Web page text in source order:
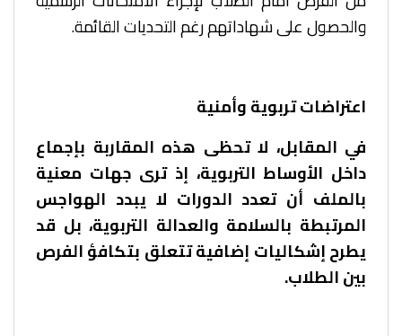
والحصول على شهاداتهم رغم التحديات القائمة.
اعتراضات تربوية وأمنية
في المقابل، لا تحظى هذه المقاربة بإجماع
داخل الأوساط التربوية، إذ ترى جهات معنية
بالملف أن تعدد الدورات لا يبدد الهواجس
المرتبطة بالسلامة والعدالة التربوية، بل قد
يطرح إشكاليات إضافية تتعلق بتكافؤ الفرص
بين الطلاب.